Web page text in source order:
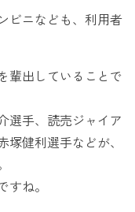
ビニなども、利用者
輩出していることで
選手、読売ジャイア
健利選手などが、
ね。